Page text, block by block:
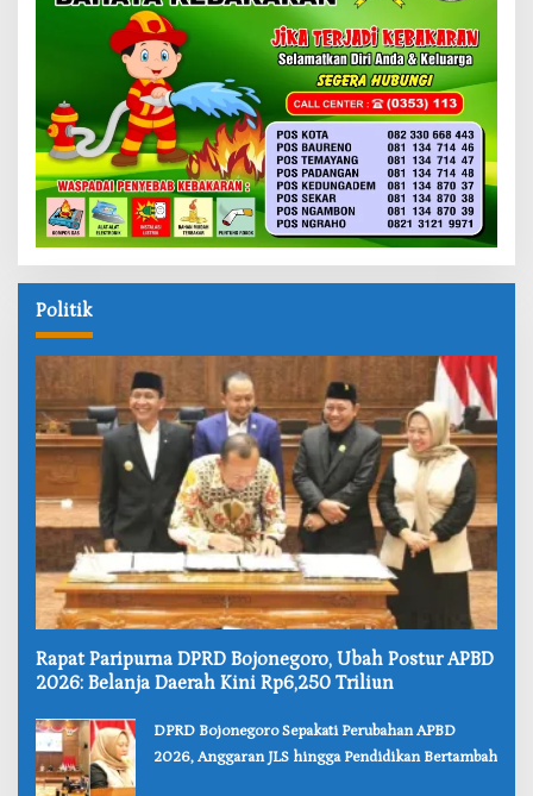
Politik
‎Rapat Paripurna DPRD Bojonegoro, Ubah Postur APBD
2026: Belanja Daerah Kini Rp6,250 Triliun
‎DPRD Bojonegoro Sepakati Perubahan APBD
2026, Anggaran JLS hingga Pendidikan Bertambah